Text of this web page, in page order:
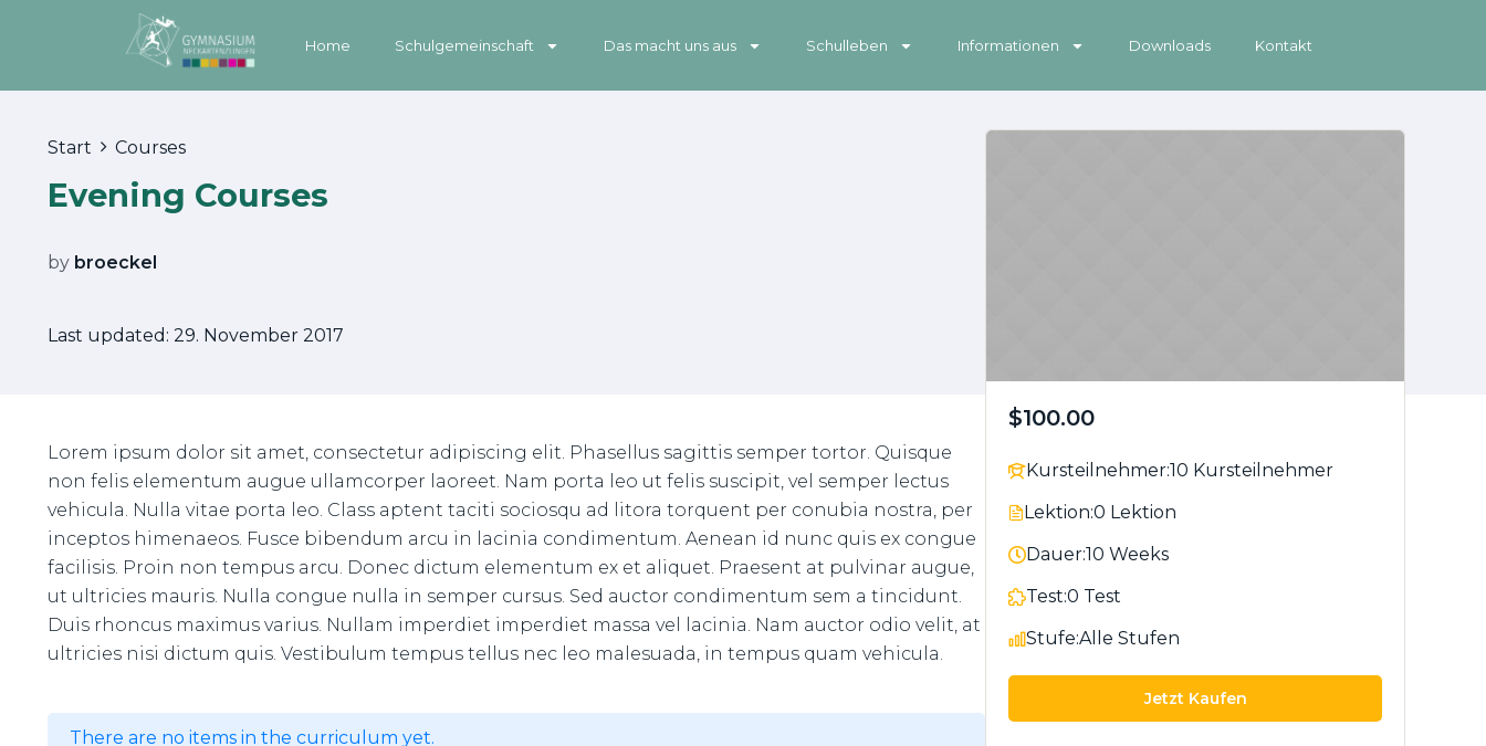
Home Schulgemeinschaft Das macht uns aus Schulleben Informationen Downloads Kontakt
Start Courses
Evening Courses
by broeckel
Last updated: 29. November 2017
Lorem ipsum dolor sit amet, consectetur adipiscing elit. Phasellus sagittis semper tortor. Quisque
non felis elementum augue ullamcorper laoreet. Nam porta leo ut felis suscipit, vel semper lectus
vehicula. Nulla vitae porta leo. Class aptent taciti sociosqu ad litora torquent per conubia nostra, per
inceptos himenaeos. Fusce bibendum arcu in lacinia condimentum. Aenean id nunc quis ex congue
facilisis. Proin non tempus arcu. Donec dictum elementum ex et aliquet. Praesent at pulvinar augue,
ut ultricies mauris. Nulla congue nulla in semper cursus. Sed auctor condimentum sem a tincidunt.
Duis rhoncus maximus varius. Nullam imperdiet imperdiet massa vel lacinia. Nam auctor odio velit, at
ultricies nisi dictum quis. Vestibulum tempus tellus nec leo malesuada, in tempus quam vehicula.
There are no items in the curriculum yet.
$100.00
Kursteilnehmer:10 Kursteilnehmer
Lektion:0 Lektion
Dauer:10 Weeks
Test:0 Test
Stufe:Alle Stufen
Jetzt Kaufen